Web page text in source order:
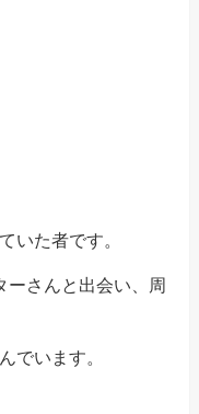
いた者です。
ーさんと出会い、周
でいます。